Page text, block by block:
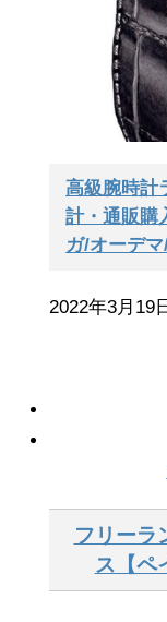
高級腕時
計・通販購
ガ/オーデ
2022年3月19
フリーラ
ス【ペ